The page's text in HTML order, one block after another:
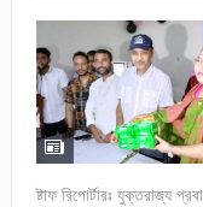
ষ্টাফ রিপোর্টারঃ যুক্তরাজ্য